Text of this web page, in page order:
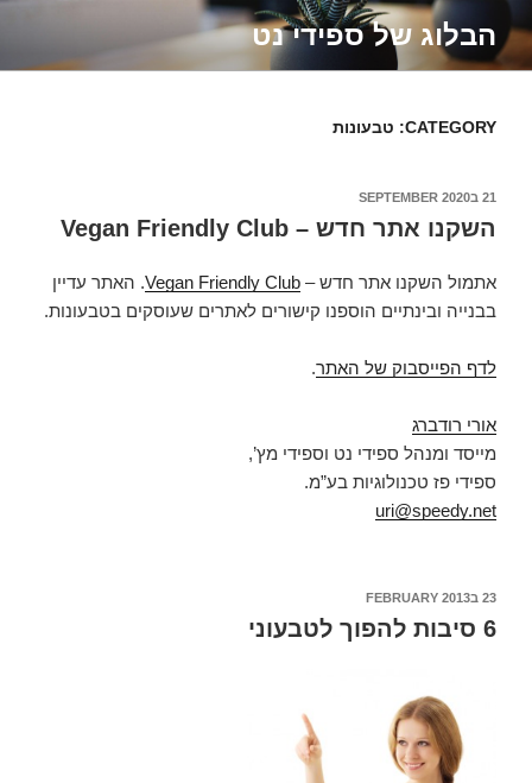
content
הבלוג של ספידי נט
CATEGORY: טבעונות
POSTED
21 בSEPTEMBER 2020
השקנו אתר חדש – Vegan Friendly Club
אתמול השקנו אתר חדש – Vegan Friendly Club. האתר עדיין
בבנייה ובינתיים הוספנו קישורים לאתרים שעוסקים בטבעונות.
לדף הפייסבוק של האתר.
אורי רודברג
מייסד ומנהל ספידי נט וספידי מץ’,
ספידי פז טכנולוגיות בע”מ.
uri@speedy.net
POSTED
ON
23 בFEBRUARY 2013
6 סיבות להפוך לטבעוני